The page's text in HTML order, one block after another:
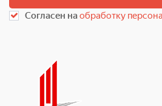
Согласен наобработку